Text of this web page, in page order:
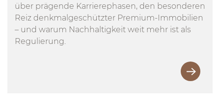
über prägende Karrierephasen, den besonderen
Reiz denkmalgeschützter Premium-Immobilien
– und warum Nachhaltigkeit weit mehr ist als
Regulierung.